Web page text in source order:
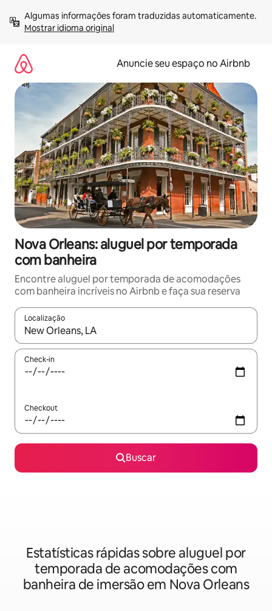
para
Mostrar idioma original
Anuncie seu espaço no Airbnb
Nova Orleans: aluguel por temporada
com banheira
Encontre aluguel por temporada de acomodações
com banheira incríveis no Airbnb e faça sua reserva
Localização
Quando os resultados estiverem disponíveis, explore-os
Check-in
Checkout
Buscar
Estatísticas rápidas sobre aluguel por
temporada de acomodações com
banheira de imersão em Nova Orleans